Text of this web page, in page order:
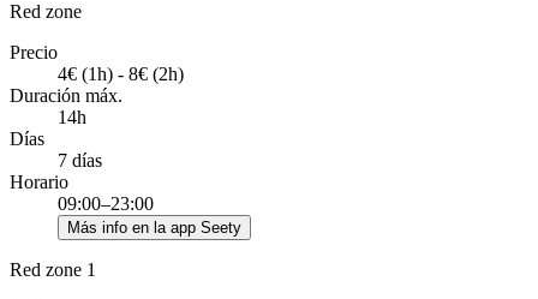
Red zone
Precio
4€ (1h) - 8€ (2h)
Duración máx.
14h
Días
7 días
Horario
09:00–23:00
Más info en la app Seety
Red zone 1